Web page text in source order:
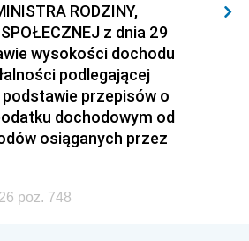
RODZINY,
z dnia 29
wysokości dochodu
podlegającej
przepisów o
dochodowym od
osiąganych przez
poz. 748